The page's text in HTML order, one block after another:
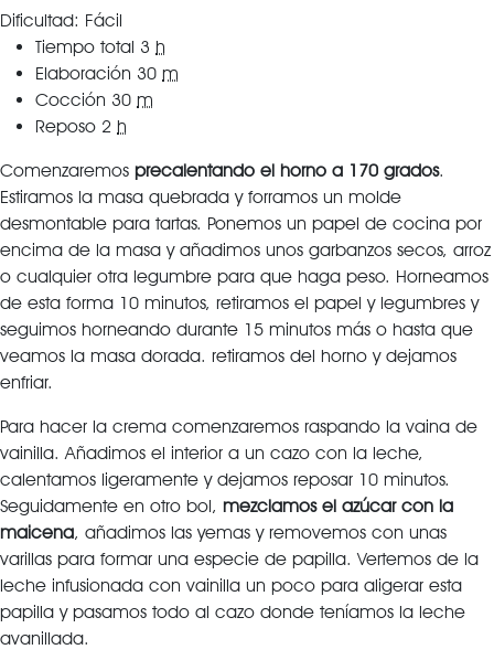
Dificultad: Fácil
Tiempo total 3 h
Elaboración 30 m
Cocción 30 m
Reposo 2 h
Comenzaremos precalentando el horno a 170 grados.
Estiramos la masa quebrada y forramos un molde
desmontable para tartas. Ponemos un papel de cocina por
encima de la masa y añadimos unos garbanzos secos, arroz
o cualquier otra legumbre para que haga peso. Horneamos
de esta forma 10 minutos, retiramos el papel y legumbres y
seguimos horneando durante 15 minutos más o hasta que
veamos la masa dorada. retiramos del horno y dejamos
enfriar.
Para hacer la crema comenzaremos raspando la vaina de
vainilla. Añadimos el interior a un cazo con la leche,
calentamos ligeramente y dejamos reposar 10 minutos.
Seguidamente en otro bol, mezclamos el azúcar con la
maicena, añadimos las yemas y removemos con unas
varillas para formar una especie de papilla. Vertemos de la
leche infusionada con vainilla un poco para aligerar esta
papilla y pasamos todo al cazo donde teníamos la leche
avanillada.